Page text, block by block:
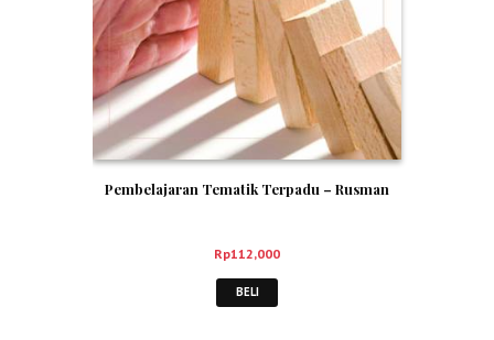
Pembelajaran Tematik Terpadu – Rusman
Rp112,000
BELI